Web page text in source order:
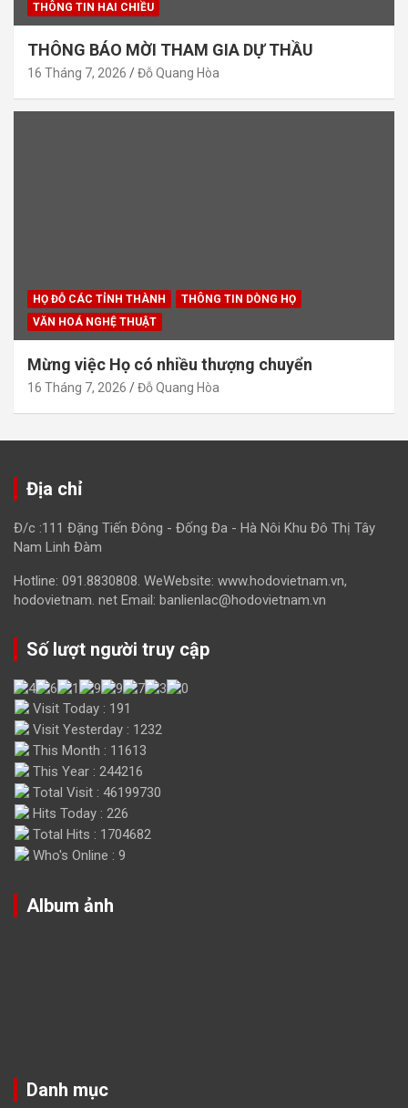
THÔNG TIN HAI CHIỀU
THÔNG BÁO MỜI THAM GIA DỰ THẦU
16 Tháng 7, 2026 Đỗ Quang Hòa
HỌ ĐỖ CÁC TỈNH THÀNH
THÔNG TIN DÒNG HỌ
VĂN HOÁ NGHỆ THUẬT
Mừng việc Họ có nhiều thượng chuyển
16 Tháng 7, 2026 Đỗ Quang Hòa
Địa chỉ
Đ/c :111 Đặng Tiến Đông - Đống Đa - Hà Nôi Khu Đô Thị Tây
Nam Linh Đàm
Hotline: 091.8830808. WeWebsite: www.hodovietnam.vn,
hodovietnam. net Email: banlienlac@hodovietnam.vn
Số lượt người truy cập
Visit Today : 191
Visit Yesterday : 1232
This Month : 11613
This Year : 244216
Total Visit : 46199730
Hits Today : 226
Total Hits : 1704682
Who's Online : 9
Album ảnh
Danh mục